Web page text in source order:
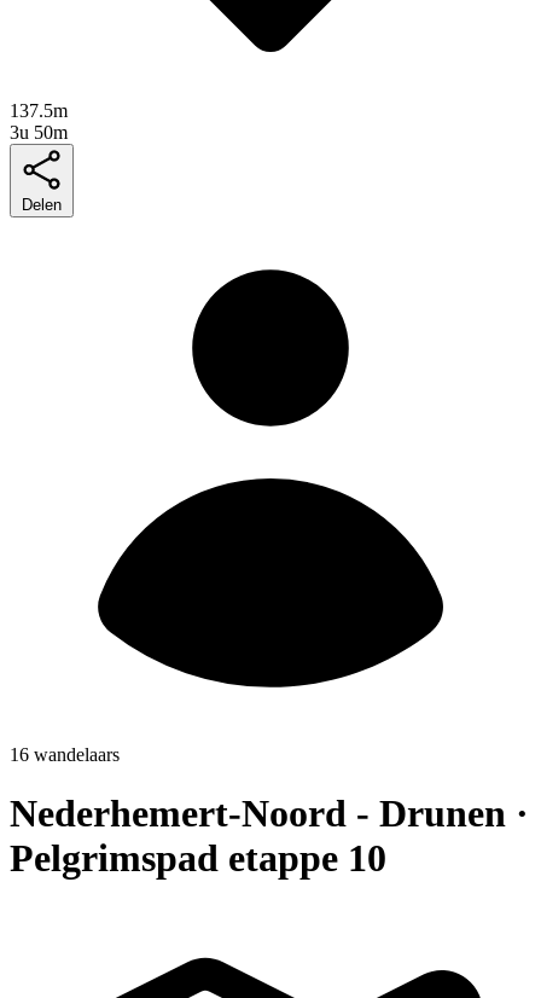
137.5m
3u 50m
Delen
16 wandelaars
Nederhemert-Noord - Drunen ·
Pelgrimspad etappe 10